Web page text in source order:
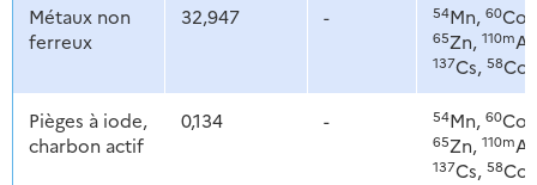
Métaux non
ferreux
32,947 - 54Mn, 60Co,
65Zn, 110m
137Cs, 58Co
Pièges à iode,
charbon actif
0,134 - 54Mn, 60Co,
65Zn, 110m
137Cs, 58Co